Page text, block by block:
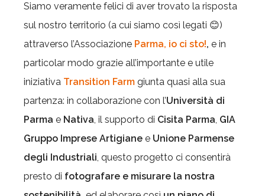
Siamo veramente felici di aver trovato la risposta
sul nostro territorio (a cui siamo così legati 😊)
attraverso l’Associazione Parma, io ci sto!, e in
particolar modo grazie all’importante e utile
iniziativa Transition Farm giunta quasi alla sua
partenza: in collaborazione con l’Università di
Parma e Nativa, il supporto di Cisita Parma, GIA
Gruppo Imprese Artigiane e Unione Parmense
degli Industriali, questo progetto ci consentirà
presto di fotografare e misurare la nostra